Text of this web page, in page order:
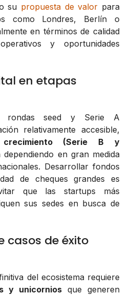
su propuesta de valor para
como Londres, Berlín o
en términos de calidad
y oportunidades
en etapas
rondas seed y Serie A
relativamente accesible,
(Serie B y
dependiendo en gran medida
Desarrollar fondos
de cheques grandes es
que las startups más
sus sedes en busca de
casos de éxito
del ecosistema requiere
y unicornios que generen